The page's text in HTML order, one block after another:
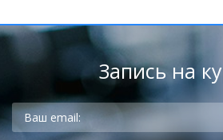
Запись на